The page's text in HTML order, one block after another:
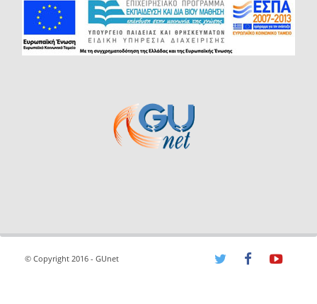
© Copyright 2016 - GUnet